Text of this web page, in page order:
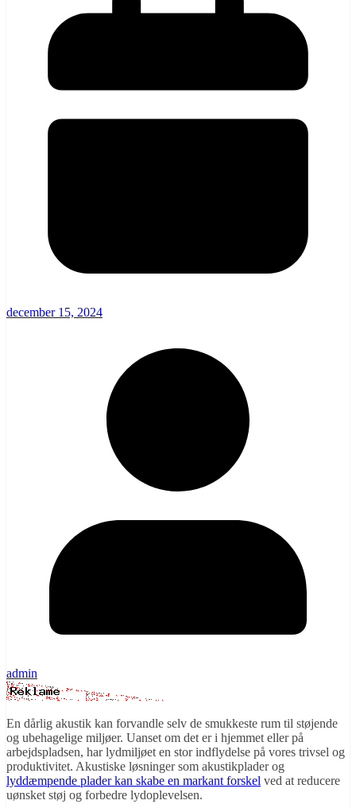
december 15, 2024
admin
En dårlig akustik kan forvandle selv de smukkeste rum til støjende
og ubehagelige miljøer. Uanset om det er i hjemmet eller på
arbejdspladsen, har lydmiljøet en stor indflydelse på vores trivsel og
produktivitet. Akustiske løsninger som akustikplader og
lyddæmpende plader kan skabe en markant forskel ved at reducere
uønsket støj og forbedre lydoplevelsen.